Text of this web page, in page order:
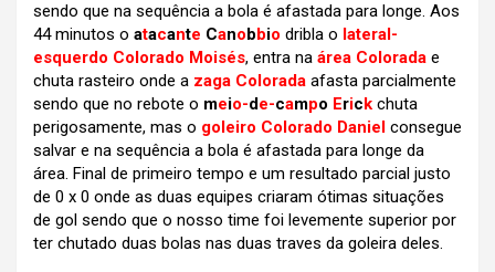
sendo que na sequência a bola é afastada para longe. Aos
44 minutos o atacante Canobbio dribla o lateral-
esquerdo Colorado Moisés, entra na área Colorada e
chuta rasteiro onde a zaga Colorada afasta parcialmente
sendo que no rebote o meio-de-campo Erick chuta
perigosamente, mas o goleiro Colorado Daniel consegue
salvar e na sequência a bola é afastada para longe da
área. Final de primeiro tempo e um resultado parcial justo
de 0 x 0 onde as duas equipes criaram ótimas situações
de gol sendo que o nosso time foi levemente superior por
ter chutado duas bolas nas duas traves da goleira deles.